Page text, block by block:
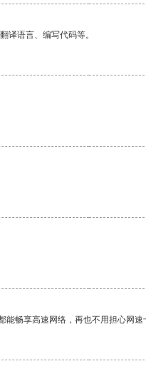
译语言、编写代码等。
畅享高速网络，再也不用担心网速